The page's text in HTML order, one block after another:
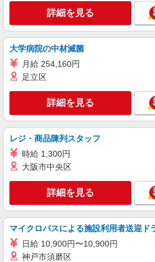
のまったり作業
時給1600円〜
通費全支給(ガソリン
株式会社トラストグロース 新宿本社
有料老人ホームで
時給：准看護師
キープ
業務委託
SOMPOヘルスサポート株式会社 全支援
保健師・管理栄養
詳細を見る
大学病院の中材滅菌
月給 254,160円
足立区
詳細を見る
レジ・商品陳列スタッフ
時給 1,300円
大阪市中央区
詳細を見る
マイクロバスによる施設利用者送迎ド
日給 10,900円〜10,900円
神戸市須磨区